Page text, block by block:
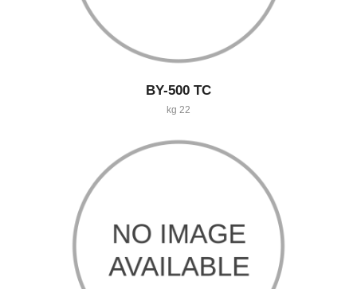
BY-500 TC
22 kg